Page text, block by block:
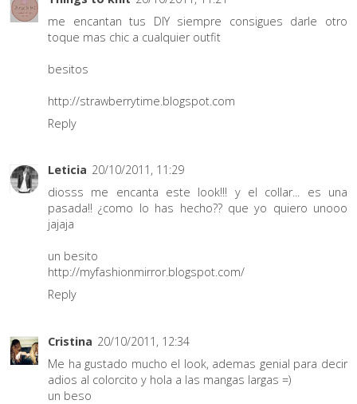
me encantan tus DIY siempre consigues darle otro
toque mas chic a cualquier outfit
besitos
http://strawberrytime.blogspot.com
Reply
Leticia 20/10/2011, 11:29
diosss me encanta este look!!! y el collar... es una
pasada!! ¿como lo has hecho?? que yo quiero unooo
jajaja
un besito
http://myfashionmirror.blogspot.com/
Reply
Cristina 20/10/2011, 12:34
Me ha gustado mucho el look, ademas genial para decir
adios al colorcito y hola a las mangas largas =)
un beso